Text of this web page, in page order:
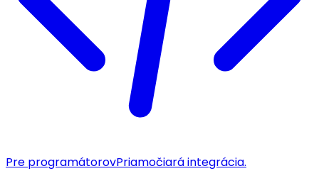
Pre programátorovPriamočiará integrácia.